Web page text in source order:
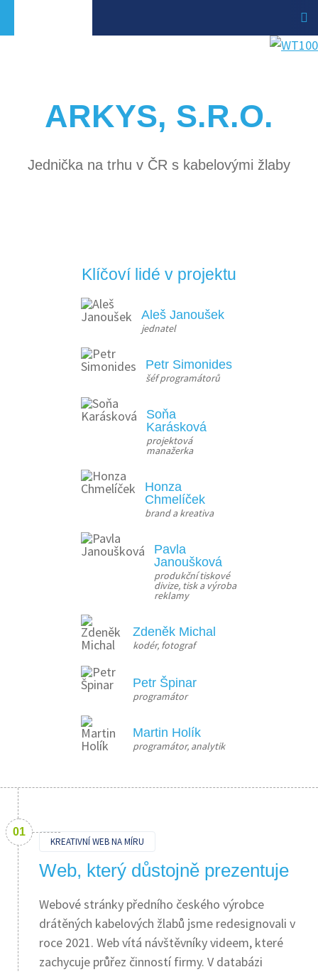
ARKYS, S.R.O.
Jednička na trhu v ČR s kabelovými žlaby
Klíčoví lidé v projektu
Aleš Janoušek
jednatel
Petr Simonides
šéf programátorů
Soňa
Karásková
projektová
manažerka
Honza
Chmelíček
brand a kreativa
Pavla
Janoušková
produkční tiskové
divize, tisk a výroba
reklamy
Zdeněk Michal
kodér, fotograf
Petr Špinar
programátor
Martin Holík
programátor, analytik
KREATIVNÍ WEB NA MÍRU
Web, který důstojně prezentuje
Webové stránky předního českého výrobce
drátěných kabelových žlabů jsme redesignovali v
roce 2021. Web vítá návštěvníky videem, které
zachycuje průřez činností firmy. V databázi